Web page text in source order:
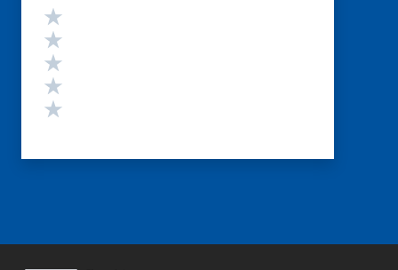
Valutazione